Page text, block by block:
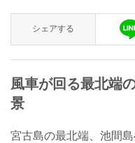
シェアする
風車が回る最北端
景
宮古島の最北端、池間